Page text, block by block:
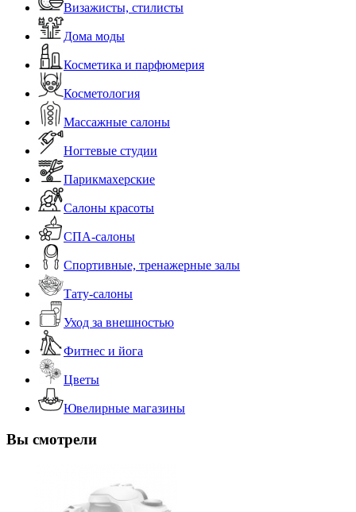
Визажисты, стилисты
Дома моды
Косметика и парфюмерия
Косметология
Массажные салоны
Ногтевые студии
Парикмахерские
Салоны красоты
СПА-салоны
Спортивные, тренажерные залы
Тату-салоны
Уход за внешностью
Фитнес и йога
Цветы
Ювелирные магазины
Вы смотрели